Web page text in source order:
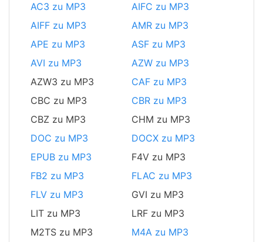
AC3 zu MP3
AIFC zu MP3
AIFF zu MP3
AMR zu MP3
APE zu MP3
ASF zu MP3
AVI zu MP3
AZW zu MP3
AZW3 zu MP3
CAF zu MP3
CBC zu MP3
CBR zu MP3
CBZ zu MP3
CHM zu MP3
DOC zu MP3
DOCX zu MP3
EPUB zu MP3
F4V zu MP3
FB2 zu MP3
FLAC zu MP3
FLV zu MP3
GVI zu MP3
LIT zu MP3
LRF zu MP3
M2TS zu MP3
M4A zu MP3